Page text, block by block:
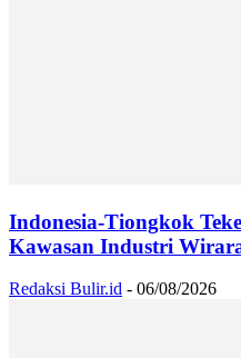
Indonesia-Tiongkok
Kawasan Industri
Redaksi Bulir.id - 06/08/2026